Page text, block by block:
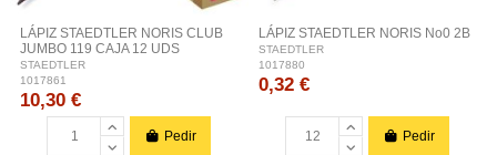
LÁPIZ STAEDTLER NORIS CLUB
JUMBO 119 CAJA 12 UDS
STAEDTLER
1017861
10,30 €
Pedir
LÁPIZ STAEDTLER NORIS No0 2B
STAEDTLER
1017880
0,32 €
Pedir